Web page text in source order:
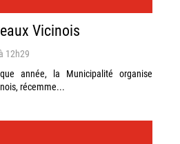
Vicinois
12h29
année, la Municipalité organise
récemme...